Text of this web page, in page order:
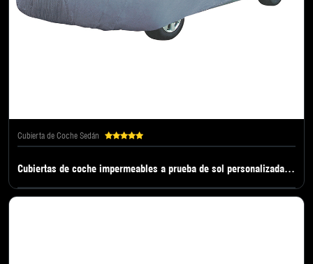
Cubierta de Coche Sedán
Cubiertas de coche impermeables a prueba de sol personalizadas de gran venta para coche suv